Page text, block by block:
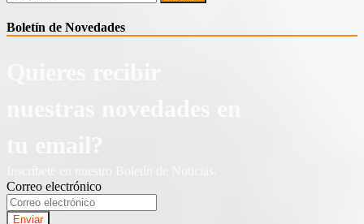
Boletín de Novedades
Correo electrónico